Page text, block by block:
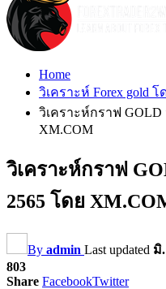
Home
วิเคราะห์ Forex gold โ
วิเคราะห์กราฟ
XM.COM
วิเคราะห์กราฟ
2565 โดย
By admin Last updated มิ
803
Share FacebookTwitter